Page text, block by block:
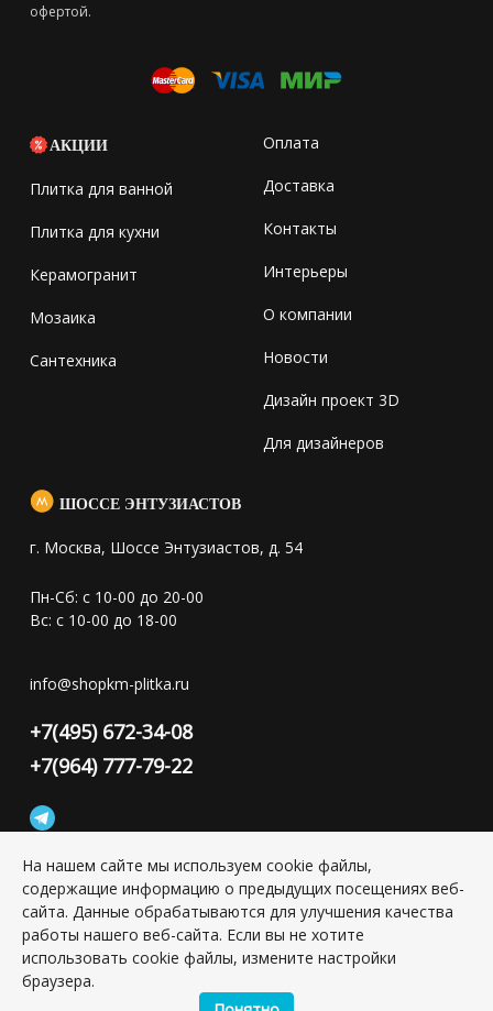
офертой.
АКЦИИ
Плитка для ванной
Плитка для кухни
Керамогранит
Мозаика
Сантехника
Оплата
Доставка
Контакты
Интерьеры
О компании
Новости
Дизайн проект 3D
Для дизайнеров
ШОССЕ ЭНТУЗИАСТОВ
г. Москва, Шоссе Энтузиастов, д. 54
Пн-Сб: с 10-00 до 20-00
Вс: с 10-00 до 18-00
info@shopkm-plitka.ru
+7(495) 672-34-08
+7(964) 777-79-22
Конфиденциальность персональной информации
Copyright © 2026 ИП Григорьян Юлия Сергеевна, ИНН:
501703338416
На нашем сайте мы используем cookie файлы,
содержащие информацию о предыдущих посещениях веб-
сайта. Данные обрабатываются для улучшения качества
работы нашего веб-сайта. Если вы не хотите
использовать cookie файлы, измените настройки
браузера.